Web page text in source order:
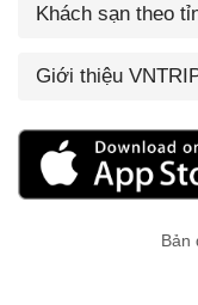
Khách sạn theo
Giới thiệu
Bản